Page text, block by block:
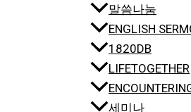
말씀나눔
ENGLISH
1820DB
LIFETOGETHER
세미나